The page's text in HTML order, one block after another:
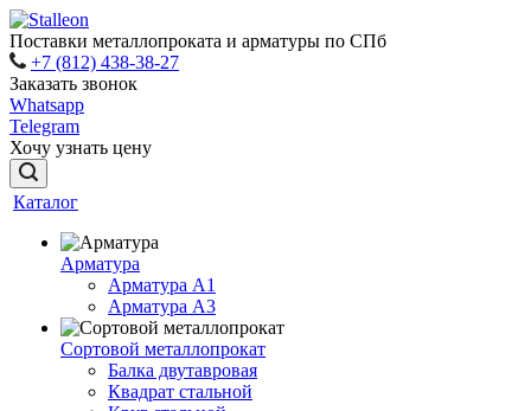
Поставки металлопроката и арматуры по СПб
+7 (812) 438-38-27
Заказать звонок
Whatsapp
Telegram
Хочу узнать цену
Каталог
Арматура
Арматура A1
Арматура А3
Сортовой металлопрокат
Балка двутавровая
Квадрат стальной